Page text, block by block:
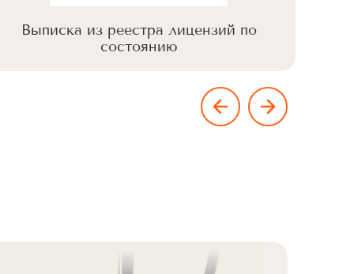
Выписка из реестра лицензий по
состоянию